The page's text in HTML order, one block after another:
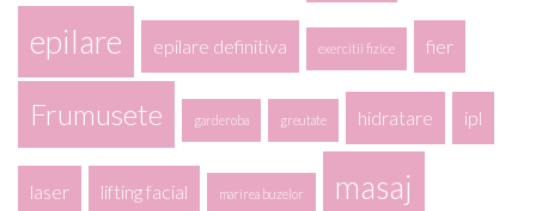
epilare epilare definitiva exercitii fizice fier
Frumusete garderoba greutate hidratare ipl
laser lifting facial marirea buzelor masaj